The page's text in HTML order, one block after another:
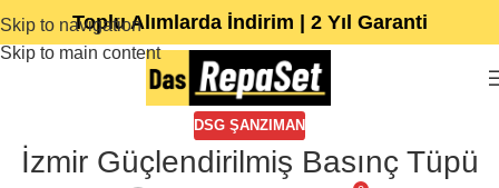
Skip to navigation
Skip to main content
Toplu Alımlarda İndirim | 2 Yıl Garanti
DSG ŞANZIMAN
İzmir Güçlendirilmiş Basınç Tüpü